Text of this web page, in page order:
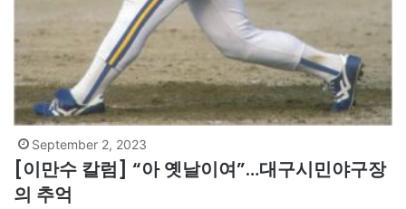
September 2, 2023
[이만수 칼럼] “아 옛날이여”…대구시민야구장
의 추억